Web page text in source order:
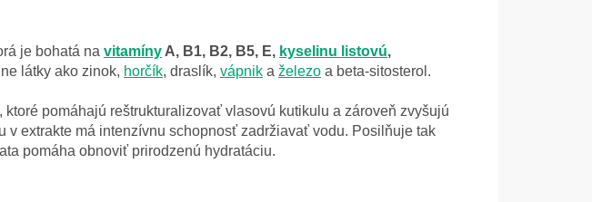
je bohatá na vitamíny A, B1, B2, B5, E, kyselinu listovú,
látky ako zinok, horčík, draslík, vápnik a železo a beta-sitosterol.
pomáhajú reštrukturalizovať vlasovú kutikulu a zároveň zvyšujú
extrakte má intenzívnu schopnosť zadržiavať vodu. Posilňuje tak
pomáha obnoviť prirodzenú hydratáciu.